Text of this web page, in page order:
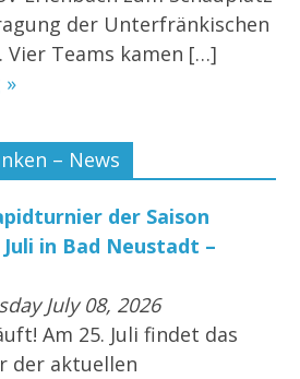
der Unterfränkischen
Vier Teams kamen […]
»
– News
der Saison
Juli in Bad Neustadt –
July 08, 2026
Am 25. Juli findet das
der aktuellen